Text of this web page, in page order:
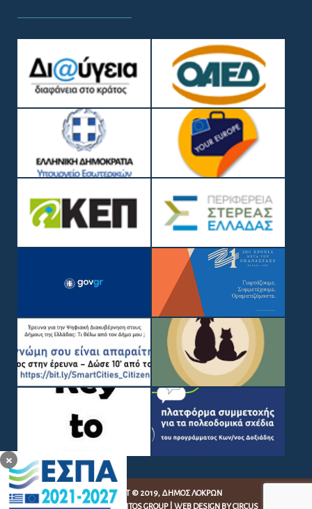
×
COPYRIGHT © 2019, ΔΉΜΟΣ ΛΟΚΡΏΝ
WEB DEVELOPMENT BY
EGRITOS GROUP| WEB DESIGN BY CIRCUS